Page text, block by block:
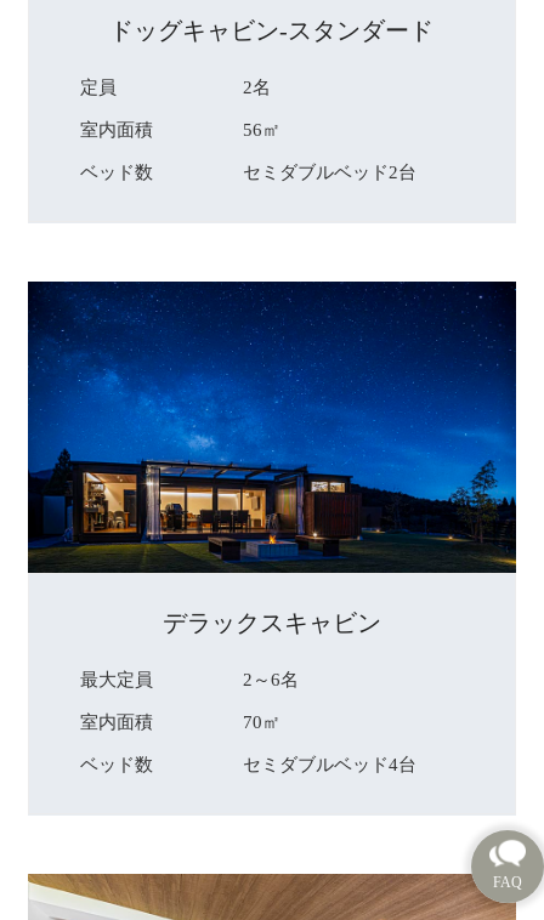
ドッグキャビン-スタンダード
定員 2名
室内面積 56㎡
ベッド数 セミダブルベッド2台
デラックスキャビン
最大定員 2～6名
室内面積 70㎡
ベッド数 セミダブルベッド4台